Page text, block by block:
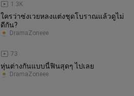
1.3K
ใครว่าซ่งเวยหลงแต่งชุดโบราณแล้วดูไม่
ดีกัน?
73
DramaZoneee
หุ่นต่างกันแบบนี้ฟินสุดๆ ไปเลย
DramaZoneee